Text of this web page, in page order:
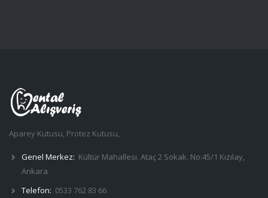
Aparey Kutusu, Protez Kutusu,
Genel Merkez: Kültür Mahallesi. Ataç 2 Sokak. No:45/1 Kızılay,
Ankara
Telefon: 0533 762 83 66